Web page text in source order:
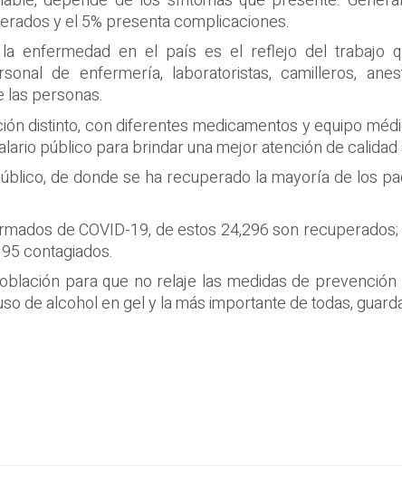
y el 5% presenta complicaciones.
enfermedad en el país es el reflejo del trabajo
de enfermería, laboratoristas, camilleros,
las personas.
distinto, con diferentes medicamentos y equipo
público para brindar una mejor atención de calidad
de donde se ha recuperado la mayoría de los
de COVID-19, de estos 24,296 son
contagiados.
para que no relaje las medidas de
de alcohol en gel y la más importante de todas,